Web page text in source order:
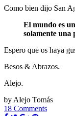
Como bien dijo San
El mundo es
solamente una
Espero que os haya
Besos & Abrazos.
Alejo.
by Alejo Tomás
18 Comments